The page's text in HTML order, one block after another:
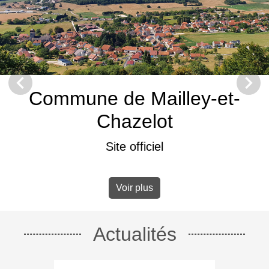
Commune de Mailley-et-
Chazelot
Site officiel
Voir plus
chevron_leftPrevious chevron_right
Next
Actualités